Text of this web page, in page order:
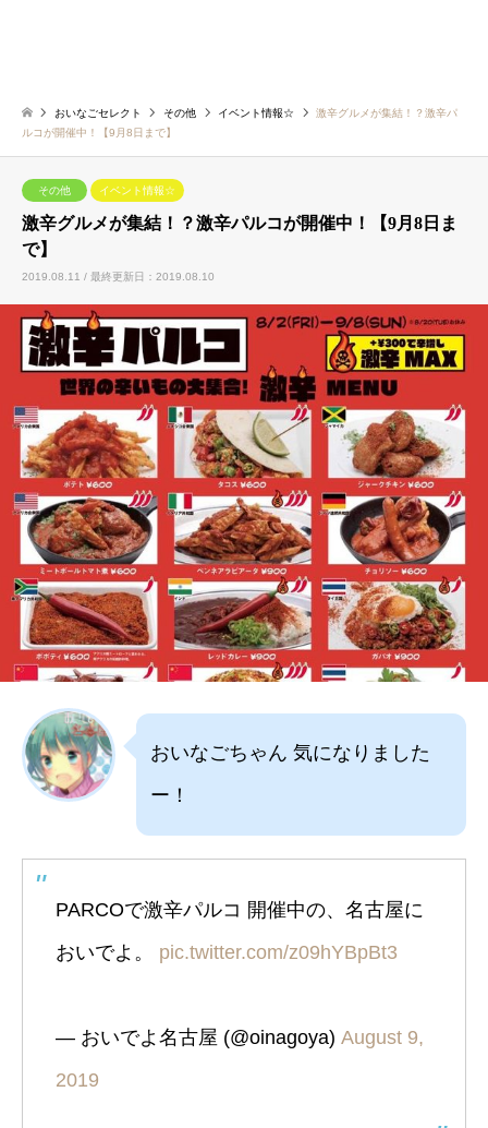
おいなごセレクト その他 イベント情報☆
激辛グルメが集結！？激辛パ
ルコが開催中！【9月8日まで】
その他 イベント情報☆
激辛グルメが集結！？激辛パルコが開催中！【9月8日ま
で】
2019.08.11 / 最終更新日：2019.08.10
おいなごちゃん 気になりました
ー！
PARCOで激辛パルコ 開催中の、名古屋に
おいでよ。 pic.twitter.com/z09hYBpBt3
— おいでよ名古屋 (@oinagoya) August 9,
2019